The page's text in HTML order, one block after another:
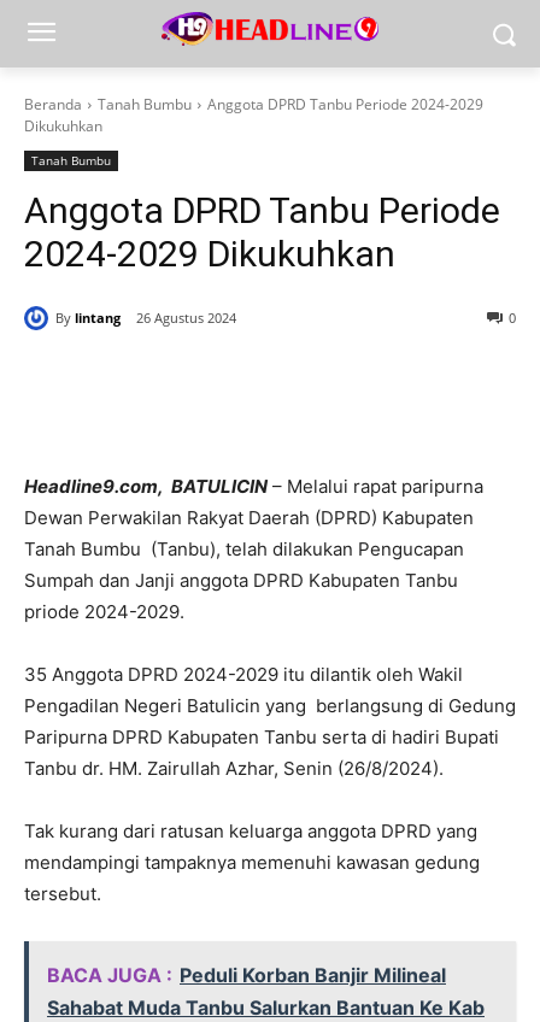
Beranda Tanah Bumbu
Anggota DPRD Tanbu Periode 2024-2029
Dikukuhkan
Tanah Bumbu
Anggota DPRD Tanbu Periode
2024-2029 Dikukuhkan
By lintang 26 Agustus 2024 0
Headline9.com, BATULICIN – Melalui rapat paripurna
Dewan Perwakilan Rakyat Daerah (DPRD) Kabupaten
Tanah Bumbu (Tanbu), telah dilakukan Pengucapan
Sumpah dan Janji anggota DPRD Kabupaten Tanbu
priode 2024-2029.
35 Anggota DPRD 2024-2029 itu dilantik oleh Wakil
Pengadilan Negeri Batulicin yang berlangsung di Gedung
Paripurna DPRD Kabupaten Tanbu serta di hadiri Bupati
Tanbu dr. HM. Zairullah Azhar, Senin (26/8/2024).
Tak kurang dari ratusan keluarga anggota DPRD yang
mendampingi tampaknya memenuhi kawasan gedung
tersebut.
BACA JUGA : Peduli Korban Banjir Milineal
Sahabat Muda Tanbu Salurkan Bantuan Ke Kab